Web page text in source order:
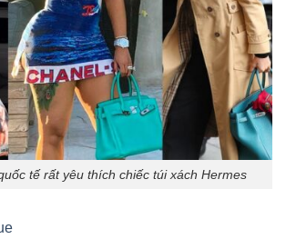
tế rất yêu thích chiếc túi xách Hermes